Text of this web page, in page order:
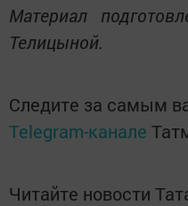
Материал
Телицыной.
Следите за самым
Telegram-канале
Читайте новости